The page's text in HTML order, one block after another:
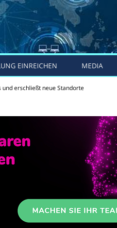
EINREICHEN MEDIA
und erschließt neue Standorte